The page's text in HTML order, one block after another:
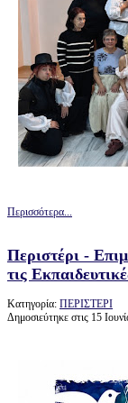
Περισσότερα...
Περιστέρι -
τις
Κατηγορία: ΠΕΡΙΣΤΕΡΙ
Δημοσιεύτηκε στις 15